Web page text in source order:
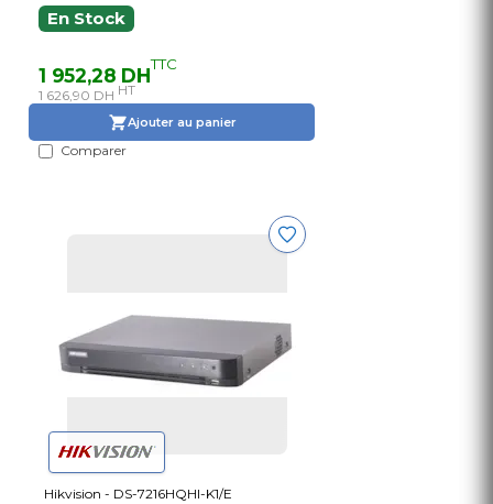
En Stock
1 952,28 DHTTC
1 626,90 DH HT
Ajouter au panier
Comparer
Hikvision - DS-7216HQHI-K1/E